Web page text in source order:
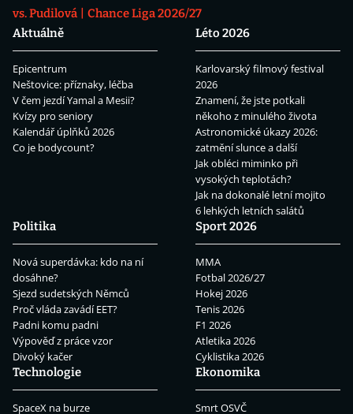
vs. Pudilová
Chance Liga 2026/27
Aktuálně
Epicentrum
Neštovice: příznaky, léčba
V čem jezdí Yamal a Mesii?
Kvízy pro seniory
Kalendář úplňků 2026
Co je bodycount?
Léto 2026
Karlovarský filmový festival
2026
Znamení, že jste potkali
někoho z minulého života
Astronomické úkazy 2026:
zatmění slunce a další
Jak obléci miminko při
vysokých teplotách?
Jak na dokonalé letní mojito
6 lehkých letních salátů
Politika
Nová superdávka: kdo na ní
dosáhne?
Sjezd sudetských Němců
Proč vláda zavádí EET?
Padni komu padni
Výpověď z práce vzor
Divoký kačer
Sport 2026
MMA
Fotbal 2026/27
Hokej 2026
Tenis 2026
F1 2026
Atletika 2026
Cyklistika 2026
Technologie
SpaceX na burze
Ekonomika
Smrt OSVČ